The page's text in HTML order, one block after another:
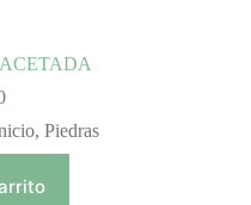
,Piedras